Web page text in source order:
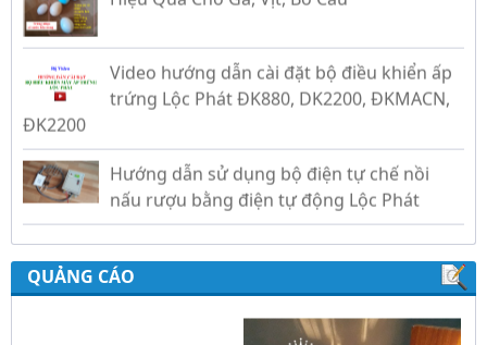
Video hướng dẫn cài đặt bộ điều khiển ấp
trứng Lộc Phát ĐK880, DK2200, ĐKMACN,
ĐK2200
Hướng dẫn sử dụng bộ điện tự chế nồi
nấu rượu bằng điện tự động Lộc Phát
Hướng dẫn sử dụng bộ điều khiển ủ sữa
chua công nghiệp Lộc Phát
Hướng dẫn sử dụng bộ điều khiển độ ẩm
gold, nhiệt độ và ánh sáng tự động Lộc
QUẢNG CÁO